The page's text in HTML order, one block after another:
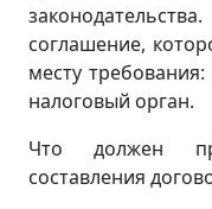
соглашение,
месту
налоговый орган.
Что должен
составления